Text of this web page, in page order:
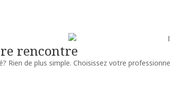
rencontre
Rien de plus simple. Choisissez votre